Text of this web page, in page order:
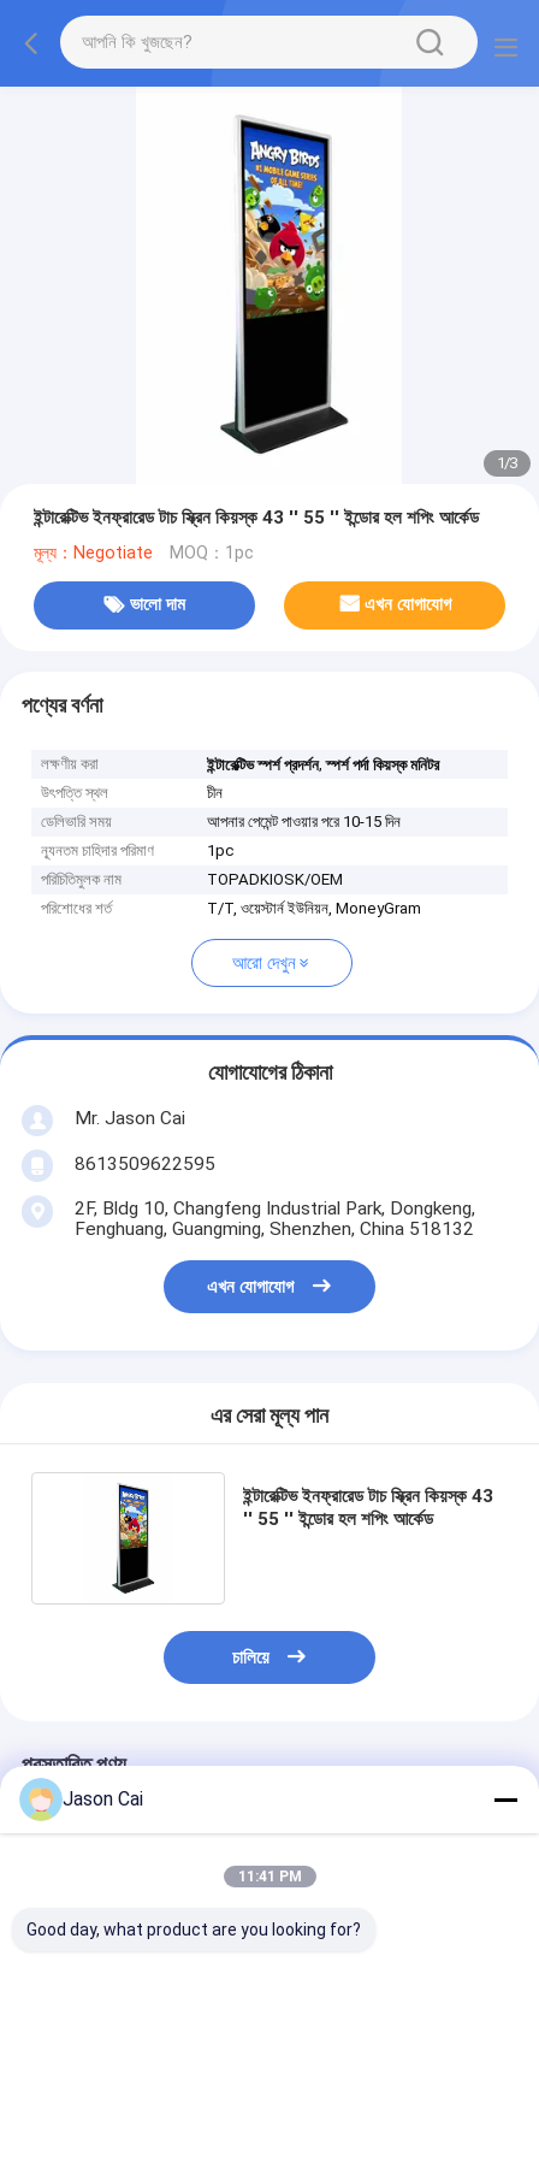
1/3
ইন্টারেক্টিভ ইনফ্রারেড টাচ স্ক্রিন কিয়স্ক 43 '' 55 '' ইন্ডোর হল শপিং আর্কেড
মূল্য：Negotiate MOQ：1pc
ভালো দাম এখন যোগাযোগ
পণ্যের বর্ণনা
লক্ষণীয় করা ইন্টারেক্টিভ স্পর্শ প্রদর্শন,স্পর্শ পর্দা কিয়স্ক মনিটর
উৎপত্তি স্থল
চীন
ডেলিভারি সময়
আপনার পেমেন্ট পাওয়ার পরে 10-15 দিন
ন্যূনতম চাহিদার পরিমাণ
1pc
পরিচিতিমুলক নাম
TOPADKIOSK/OEM
পরিশোধের শর্ত
T/T, ওয়েস্টার্ন ইউনিয়ন, MoneyGram
আরো দেখুন
যোগাযোগের ঠিকানা
Mr. Jason Cai
8613509622595
2F, Bldg 10, Changfeng Industrial Park, Dongkeng,
Fenghuang, Guangming, Shenzhen, China 518132
এখন যোগাযোগ
এর সেরা মূল্য পান
ইন্টারেক্টিভ ইনফ্রারেড টাচ স্ক্রিন কিয়স্ক 43
'' 55 '' ইন্ডোর হল শপিং আর্কেড
চালিয়ে
প্রস্তাবিত পণ্য
Jason Cai
11:41 PM
Good day, what product are you looking for?